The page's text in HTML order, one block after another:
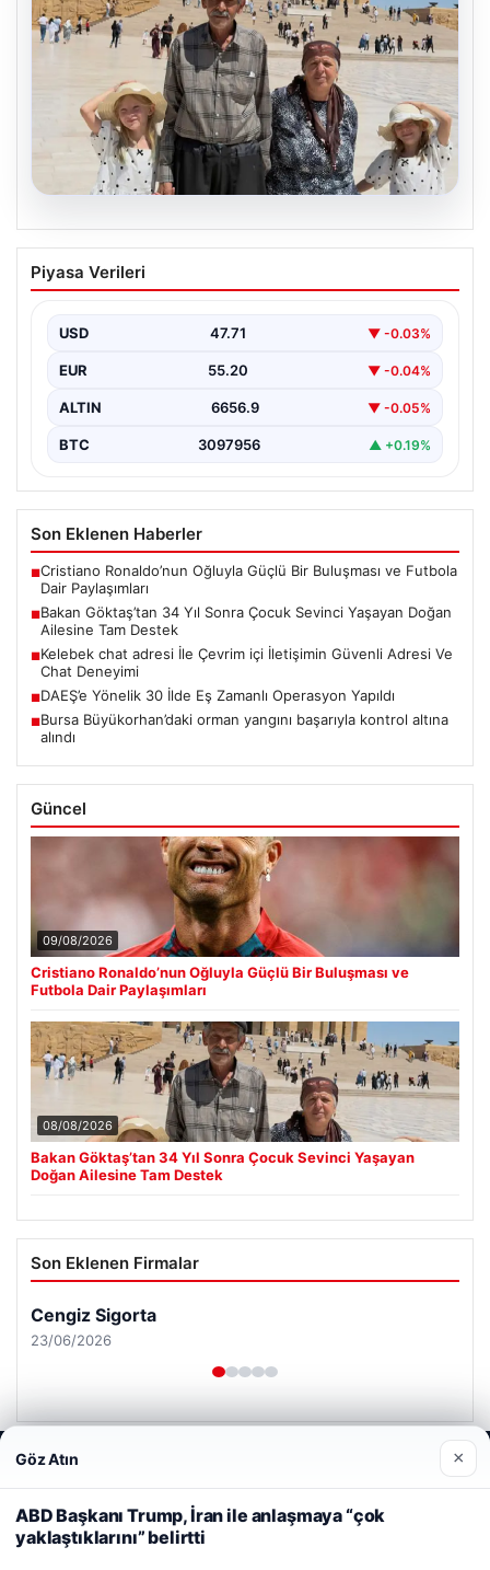
08.08.2026
Bakan Göktaş’tan 34 Yıl Sonra Çocuk
Sevinci Yaşayan Doğan Ailesine Tam
Aile ve Sosyal Hizmetler Bakanı Mahinur Özdemir
Piyasa Verileri
USD 47.71 ▼ -0.03%
EUR 55.20 ▼ -0.04%
ALTIN 6656.9 ▼ -0.05%
BTC 3097956 ▲ +0.19%
Son Eklenen Haberler
■Cristiano Ronaldo’nun Oğluyla Güçlü Bir Buluşması ve Futbola
Dair Paylaşımları
■Bakan Göktaş’tan 34 Yıl Sonra Çocuk Sevinci Yaşayan Doğan
Ailesine Tam Destek
■Kelebek chat adresi İle Çevrim içi İletişimin Güvenli Adresi Ve
Chat Deneyimi
■DAEŞ’e Yönelik 30 İlde Eş Zamanlı Operasyon Yapıldı
■Bursa Büyükorhan’daki orman yangını başarıyla kontrol altına
alındı
Güncel
09/08/2026
Cristiano Ronaldo’nun Oğluyla Güçlü Bir Buluşması ve
Futbola Dair Paylaşımları
08/08/2026
Bakan Göktaş’tan 34 Yıl Sonra Çocuk Sevinci Yaşayan
Doğan Ailesine Tam Destek
Son Eklenen Firmalar
Cengiz Sigorta
23/06/2026
© 2026 Habersor – Yeni Haberler
Web sitemizi nasıl kullandığınızı daha iyi anlayabilmek,
deneyiminizi kişiselleştirmek ve geliştirmek amacıyla çerezler
kullanıyoruz.
Çerez Politikamız
Reddet Kabul Et
Göz Atın ×
ABD Başkanı Trump, İran ile anlaşmaya “çok
yaklaştıklarını” belirtti